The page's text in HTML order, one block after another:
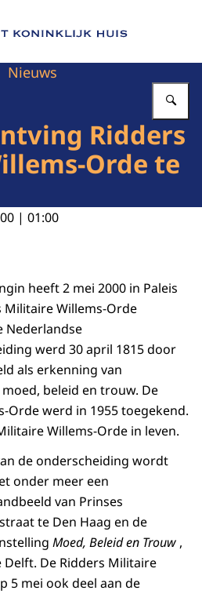
van Het Koninklijk Huis
Nieuws
Ridders
Orde te
| 01:00
heeft 2 mei 2000 in Paleis
Militaire Willems-Orde
Nederlandse
werd 30 april 1815 door
als erkenning van
beleid en trouw. De
Orde werd in 1955 toegekend.
Willems-Orde in leven.
de onderscheiding wordt
onder meer een
van Prinses
te Den Haag en de
Moed, Beleid en Trouw ,
De Ridders Militaire
5 mei ook deel aan de